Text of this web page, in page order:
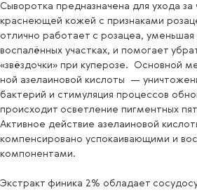
Сыворотка предназначена для ухода за
краснеющей кожей с признаками
отлично работает с розацеа, уменьшая
воспалённых участках, и помогает
«звёздочки» при куперозе. Основной
ной азелаиновой кислоты —
бактерий и стимуляция процессов
происходит осветление пигментных
Активное действие азелаиновой
компенсировано успокаивающими и
компонентами.
Экстракт финика 2% обладает